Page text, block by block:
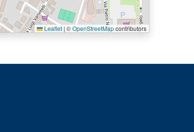
Leaflet | ©OpenStreetMapcontributors